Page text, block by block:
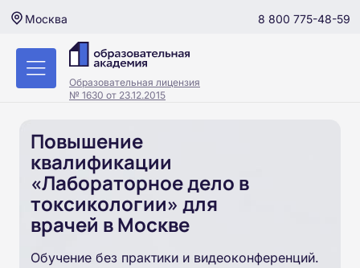
Москва 8 800 775-48-59
Образовательная лицензия
№ 1630 от 23.12.2015
Повышение
квалификации
«Лабораторное дело в
токсикологии» для
врачей в Москве
Обучение без практики и видеоконференций.